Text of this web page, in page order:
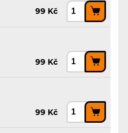
99 Kč
99 Kč
99 Kč